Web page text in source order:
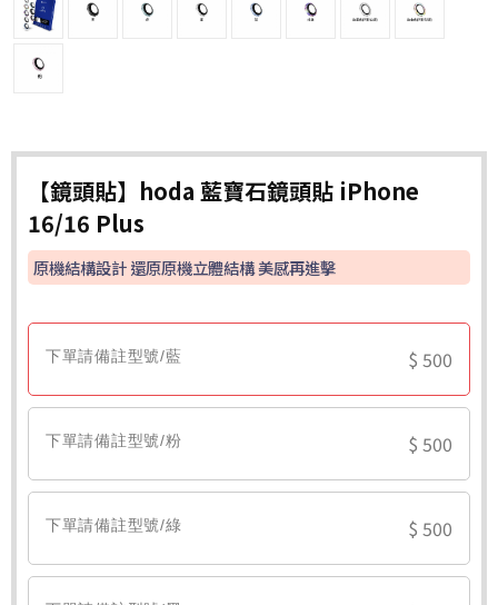
【鏡頭貼】hoda 藍寶石鏡頭貼 iPhone
16/16 Plus
原機結構設計 還原原機立體結構 美感再進擊
下單請備註型號/藍 $ 500
下單請備註型號/粉 $ 500
下單請備註型號/綠 $ 500